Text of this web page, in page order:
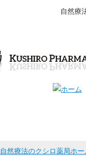
自然療
自然療法のクシロ薬局ホー